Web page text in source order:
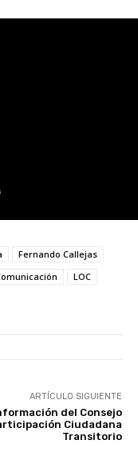
Fernando Callejas
LOC
ARTÍCULO SIGUIENTE
del Consejo
Ciudadana
Transitorio